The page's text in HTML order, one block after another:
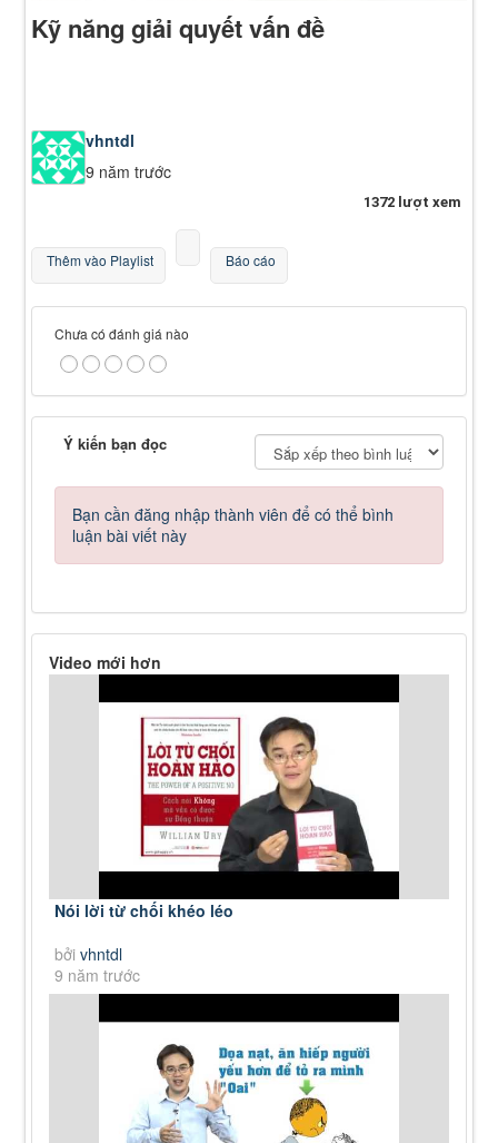
Kỹ năng giải quyết vấn đề
vhntdl
9 năm trước
1372 lượt xem
Thêm vào Playlist Báo cáo
Chưa có đánh giá nào
Ý kiến bạn đọc
Bạn cần đăng nhập thành viên để có thể bình
luận bài viết này
Video mới hơn
Nói lời từ chối khéo léo
bởivhntdl
9 năm trước